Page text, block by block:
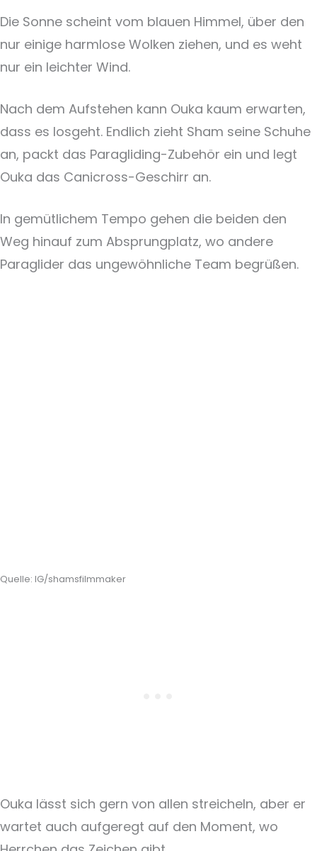
Die Sonne scheint vom blauen Himmel, über den
nur einige harmlose Wolken ziehen, und es weht
nur ein leichter Wind.
Nach dem Aufstehen kann Ouka kaum erwarten,
dass es losgeht. Endlich zieht Sham seine Schuhe
an, packt das Paragliding-Zubehör ein und legt
Ouka das Canicross-Geschirr an.
In gemütlichem Tempo gehen die beiden den
Weg hinauf zum Absprungplatz, wo andere
Paraglider das ungewöhnliche Team begrüßen.
Quelle: IG/shamsfilmmaker
Ouka lässt sich gern von allen streicheln, aber er
wartet auch aufgeregt auf den Moment, wo